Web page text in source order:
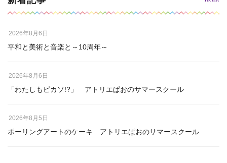
平和と美術と音楽と～10周年～
2026年8月6日
「わたしもピカソ!?」 アトリエぱおのサマースクール
2026年8月6日
ポーリングアートのケーキ アトリエぱおのサマースクール
2026年8月5日